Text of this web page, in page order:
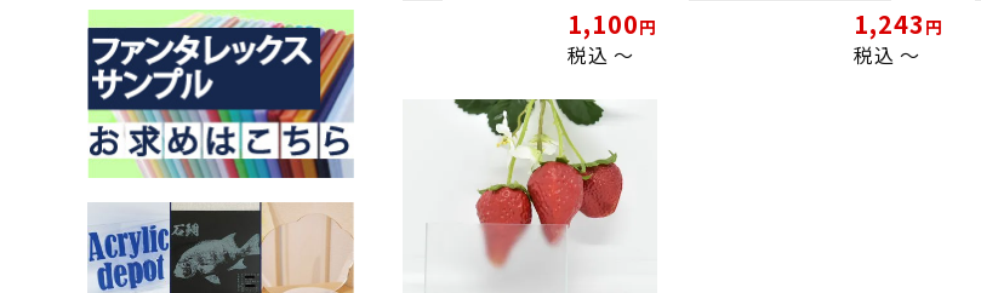
1,100
税込 〜
1,243
税込 〜